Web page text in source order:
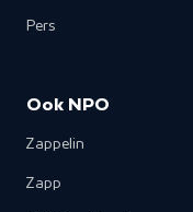
Pers
Ook NPO
Zappelin
Zapp